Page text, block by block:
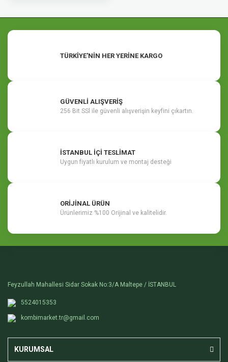
TÜRKİYE'NİN HER YERİNE KARGO
GÜVENLİ ALIŞVERİŞ
256 Bit SSl ile güvenli alışverişin keyfini çıkartın.
İSTANBUL İÇİ TESLİMAT
Uygun fiyatlı kurulum ve montaj desteği
ORİJİNAL ÜRÜN
Ürünlerimiz %100 Orijinal ve kalitelidir.
Feyzullah Mahallesi Sidar Sokak No:3/A Maltepe / İSTANBUL
5524015353
kombimarket.tr@gmail.com
KURUMSAL